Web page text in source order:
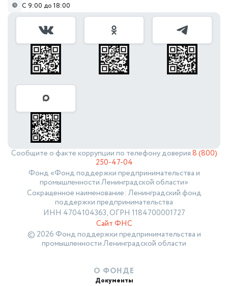
С 9:00 до 18:00
Сообщите о факте коррупции по телефону доверия8 (800)
250-47-04
Фонд «Фонд поддержки предпринимательства и
промышленности Ленинградской области»
Сокращенное наименование: Ленинградский фонд
поддержки предпринимательства
ИНН 4704104363, ОГРН 1184700001727
Сайт ФНС
© 2026 Фонд поддержки предпринимательства и
промышленности Ленинградской области
О ФОНДЕ
Документы